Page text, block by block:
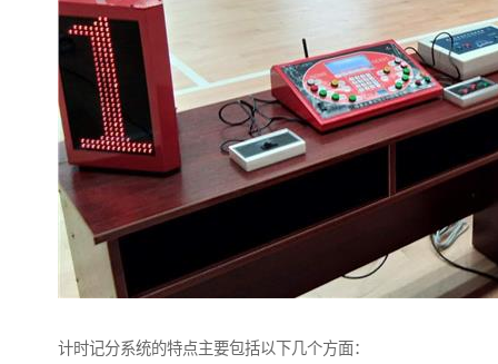
计时记分系统的特点主要包括以下几个方面：